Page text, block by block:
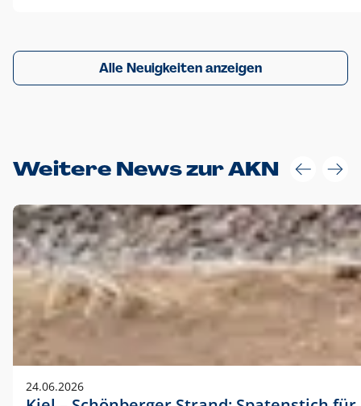
Alle Neuigkeiten anzeigen
Weitere News zur AKN
24.06.2026